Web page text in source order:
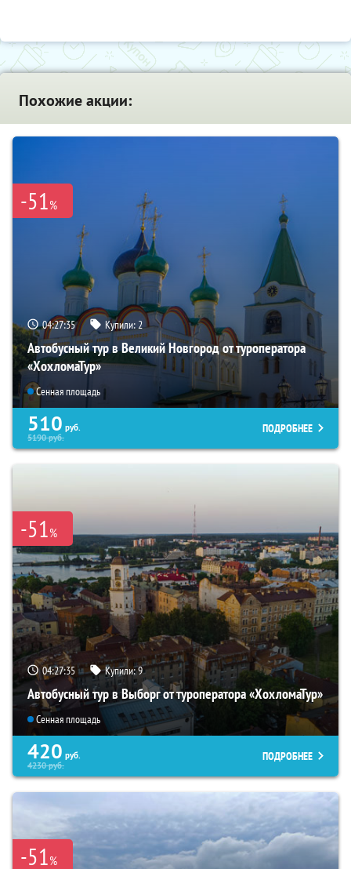
Похожие акции:
-51%
04:27:34 Купили:2
Автобусный тур в Великий Новгород от туроператора
«ХохломаТур»
Сенная площадь
510 руб.
5190руб.
ПОДРОБНЕЕ
-51%
04:27:34 Купили:9
Автобусный тур в Выборг от туроператора «ХохломаТур»
Сенная площадь
420 руб.
4230руб.
ПОДРОБНЕЕ
-51%